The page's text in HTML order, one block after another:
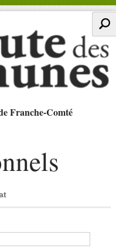
Franche-Comté